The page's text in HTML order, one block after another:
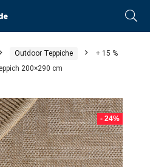
Outdoor Teppiche
+ 15 %
200×290 cm
- 24%